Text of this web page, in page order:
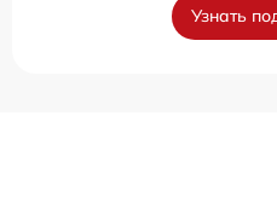
Узнать